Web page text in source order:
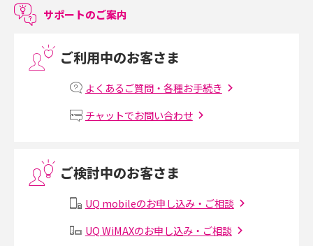
LINEで友だちを削除する方法は？方法ごとの影響や復活・復元する方法も
プリペイドSIMとは？種類やメリット・デメリット、利用までの流れを解説
Threads（スレッズ）とは？主な機能や登録方法、投稿の仕方を解説
Instagram（インスタグラム）でスクショするとバレる？バレるケースや撮
サポートのご案内
ご利用中のお客さま
よくあるご質問・各種お手続き
チャットでお問い合わせ
ご検討中のお客さま
UQ mobileのお申し込み・ご相談
UQ WiMAXのお申し込み・ご相談